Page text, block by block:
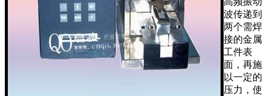
波传递到
两个需焊
接的金属
工件表
面，再施
以一定的
压力，使